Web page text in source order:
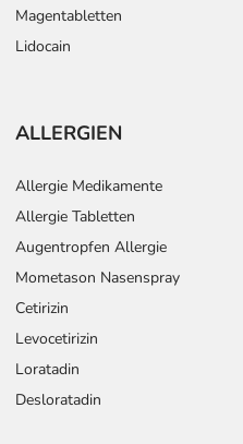
Magentabletten
Lidocain
ALLERGIEN
Allergie Medikamente
Allergie Tabletten
Augentropfen Allergie
Mometason Nasenspray
Cetirizin
Levocetirizin
Loratadin
Desloratadin